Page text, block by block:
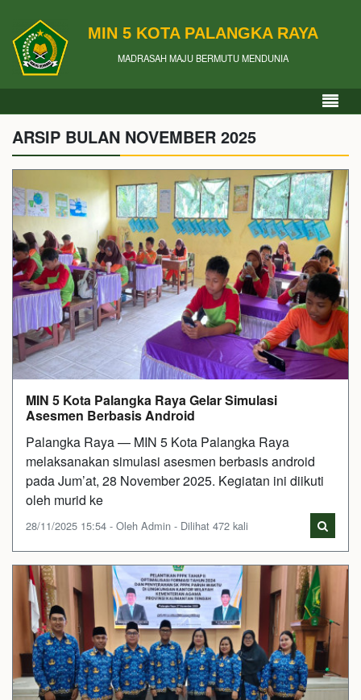
MIN 5 KOTA PALANGKA RAYA
MADRASAH MAJU BERMUTU MENDUNIA
ARSIP BULAN NOVEMBER 2025
MIN 5 Kota Palangka Raya Gelar Simulasi
Asesmen Berbasis Android
Palangka Raya — MIN 5 Kota Palangka Raya
melaksanakan simulasi asesmen berbasis android
pada Jum’at, 28 November 2025. Kegiatan ini diikuti
oleh murid ke
28/11/2025 15:54 - Oleh Admin - Dilihat 472 kali